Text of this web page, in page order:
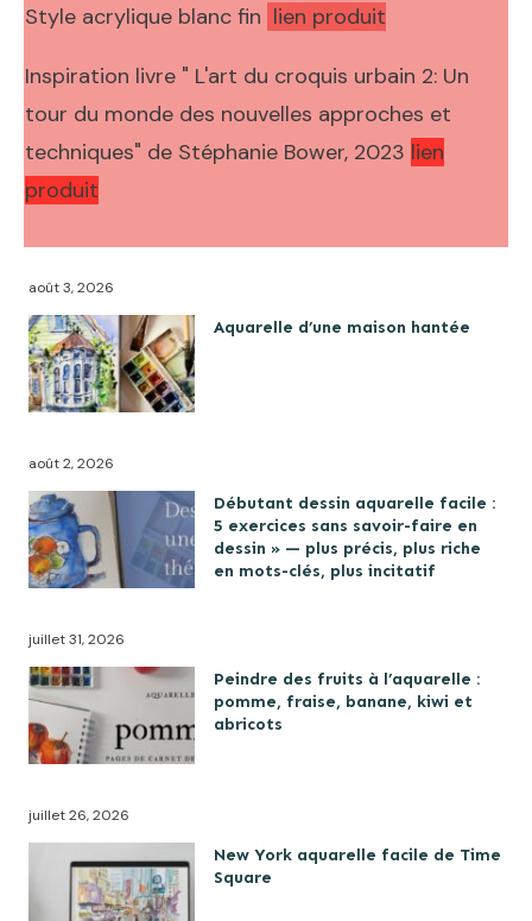
Style acrylique blanc fin lien produit
Inspiration livre " L'art du croquis urbain 2: Un
tour du monde des nouvelles approches et
techniques" de Stéphanie Bower, 2023 lien
produit
août 3, 2026
Aquarelle d’une maison hantée
août 2, 2026
Débutant dessin aquarelle facile :
5 exercices sans savoir-faire en
dessin » — plus précis, plus riche
en mots-clés, plus incitatif
juillet 31, 2026
Peindre des fruits à l’aquarelle :
pomme, fraise, banane, kiwi et
abricots
juillet 26, 2026
New York aquarelle facile de Time
Square